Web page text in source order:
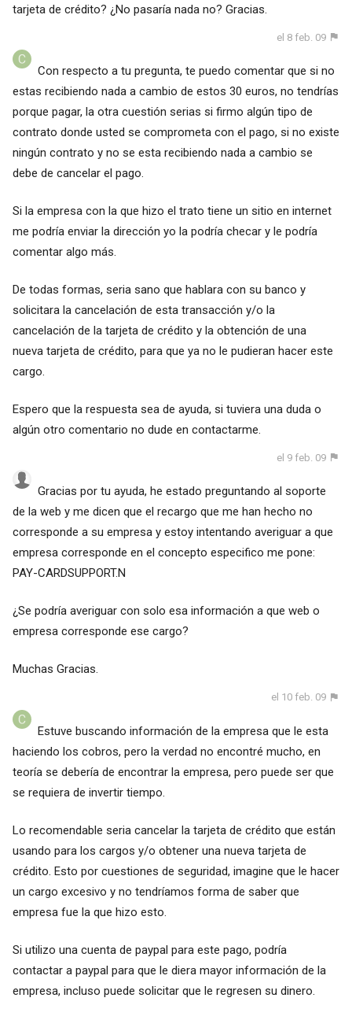
tarjeta de crédito? ¿No pasaría nada no? Gracias.
el 8 feb. 09
Con respecto a tu pregunta, te puedo comentar que si no
estas recibiendo nada a cambio de estos 30 euros, no tendrías
porque pagar, la otra cuestión serias si firmo algún tipo de
contrato donde usted se comprometa con el pago, si no existe
ningún contrato y no se esta recibiendo nada a cambio se
debe de cancelar el pago.
Si la empresa con la que hizo el trato tiene un sitio en internet
me podría enviar la dirección yo la podría checar y le podría
comentar algo más.
De todas formas, seria sano que hablara con su banco y
solicitara la cancelación de esta transacción y/o la
cancelación de la tarjeta de crédito y la obtención de una
nueva tarjeta de crédito, para que ya no le pudieran hacer este
cargo.
Espero que la respuesta sea de ayuda, si tuviera una duda o
algún otro comentario no dude en contactarme.
el 9 feb. 09
Gracias por tu ayuda, he estado preguntando al soporte
de la web y me dicen que el recargo que me han hecho no
corresponde a su empresa y estoy intentando averiguar a que
empresa corresponde en el concepto especifico me pone:
PAY-CARDSUPPORT.N
¿Se podría averiguar con solo esa información a que web o
empresa corresponde ese cargo?
Muchas Gracias.
el 10 feb. 09
Estuve buscando información de la empresa que le esta
haciendo los cobros, pero la verdad no encontré mucho, en
teoría se debería de encontrar la empresa, pero puede ser que
se requiera de invertir tiempo.
Lo recomendable seria cancelar la tarjeta de crédito que están
usando para los cargos y/o obtener una nueva tarjeta de
crédito. Esto por cuestiones de seguridad, imagine que le hacer
un cargo excesivo y no tendríamos forma de saber que
empresa fue la que hizo esto.
Si utilizo una cuenta de paypal para este pago, podría
contactar a paypal para que le diera mayor información de la
empresa, incluso puede solicitar que le regresen su dinero.